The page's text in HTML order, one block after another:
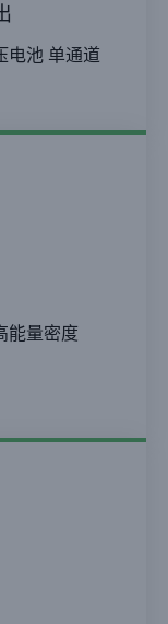
电池 单通道
能量密度